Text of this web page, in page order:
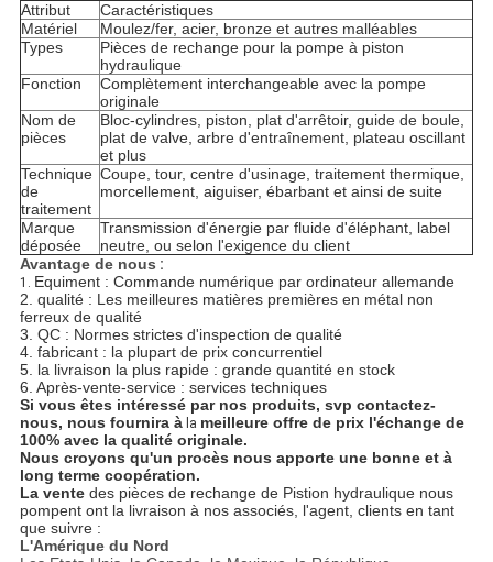
Attribut
Caractéristiques
Matériel
Moulez/fer, acier, bronze et autres malléables
Types
Pièces de rechange pour la pompe à piston
hydraulique
Fonction
Complètement interchangeable avec la pompe
originale
Nom de
pièces
Bloc-cylindres, piston, plat d'arrêtoir, guide de boule,
plat de valve, arbre d'entraînement, plateau oscillant
et plus
Technique
de
traitement
Coupe, tour, centre d'usinage, traitement thermique,
morcellement, aiguiser, ébarbant et ainsi de suite
Marque
déposée
Transmission d'énergie par fluide d'éléphant, label
neutre, ou selon l'exigence du client
Avantage de nous :
1. Equiment : Commande numérique par ordinateur allemande
2. qualité : Les meilleures matières premières en métal non
ferreux de qualité
3. QC : Normes strictes d'inspection de qualité
4. fabricant : la plupart de prix concurrentiel
5. la livraison la plus rapide : grande quantité en stock
6. Après-vente-service : services techniques
Si vous êtes intéressé par nos produits, svp contactez-
nous, nous fournira àla meilleure offre de prix l'échange de
100% avec la qualité originale.
Nous croyons qu'un procès nous apporte une bonne et à
long terme coopération.
La vente des pièces de rechange de Pistion hydraulique nous
pompent ont la livraison à nos associés, l'agent, clients en tant
que suivre :
L'Amérique du Nord